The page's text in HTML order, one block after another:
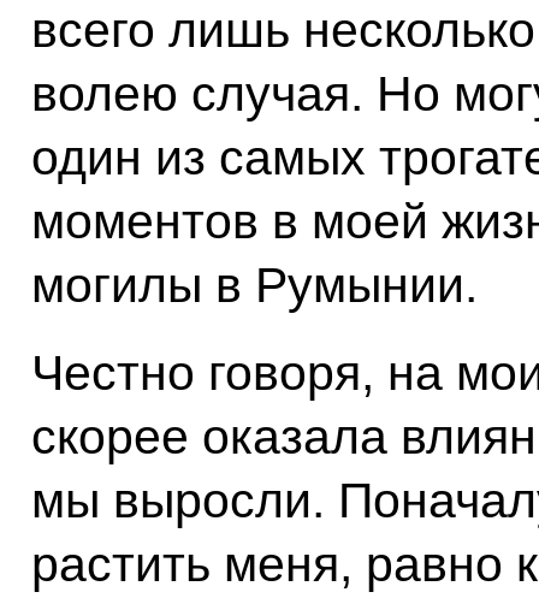
всего лишь
волею случая. Но
один из самых
моментов в моей
могилы в Румынии.
Честно говоря, на
скорее оказала
мы выросли.
растить меня, равно